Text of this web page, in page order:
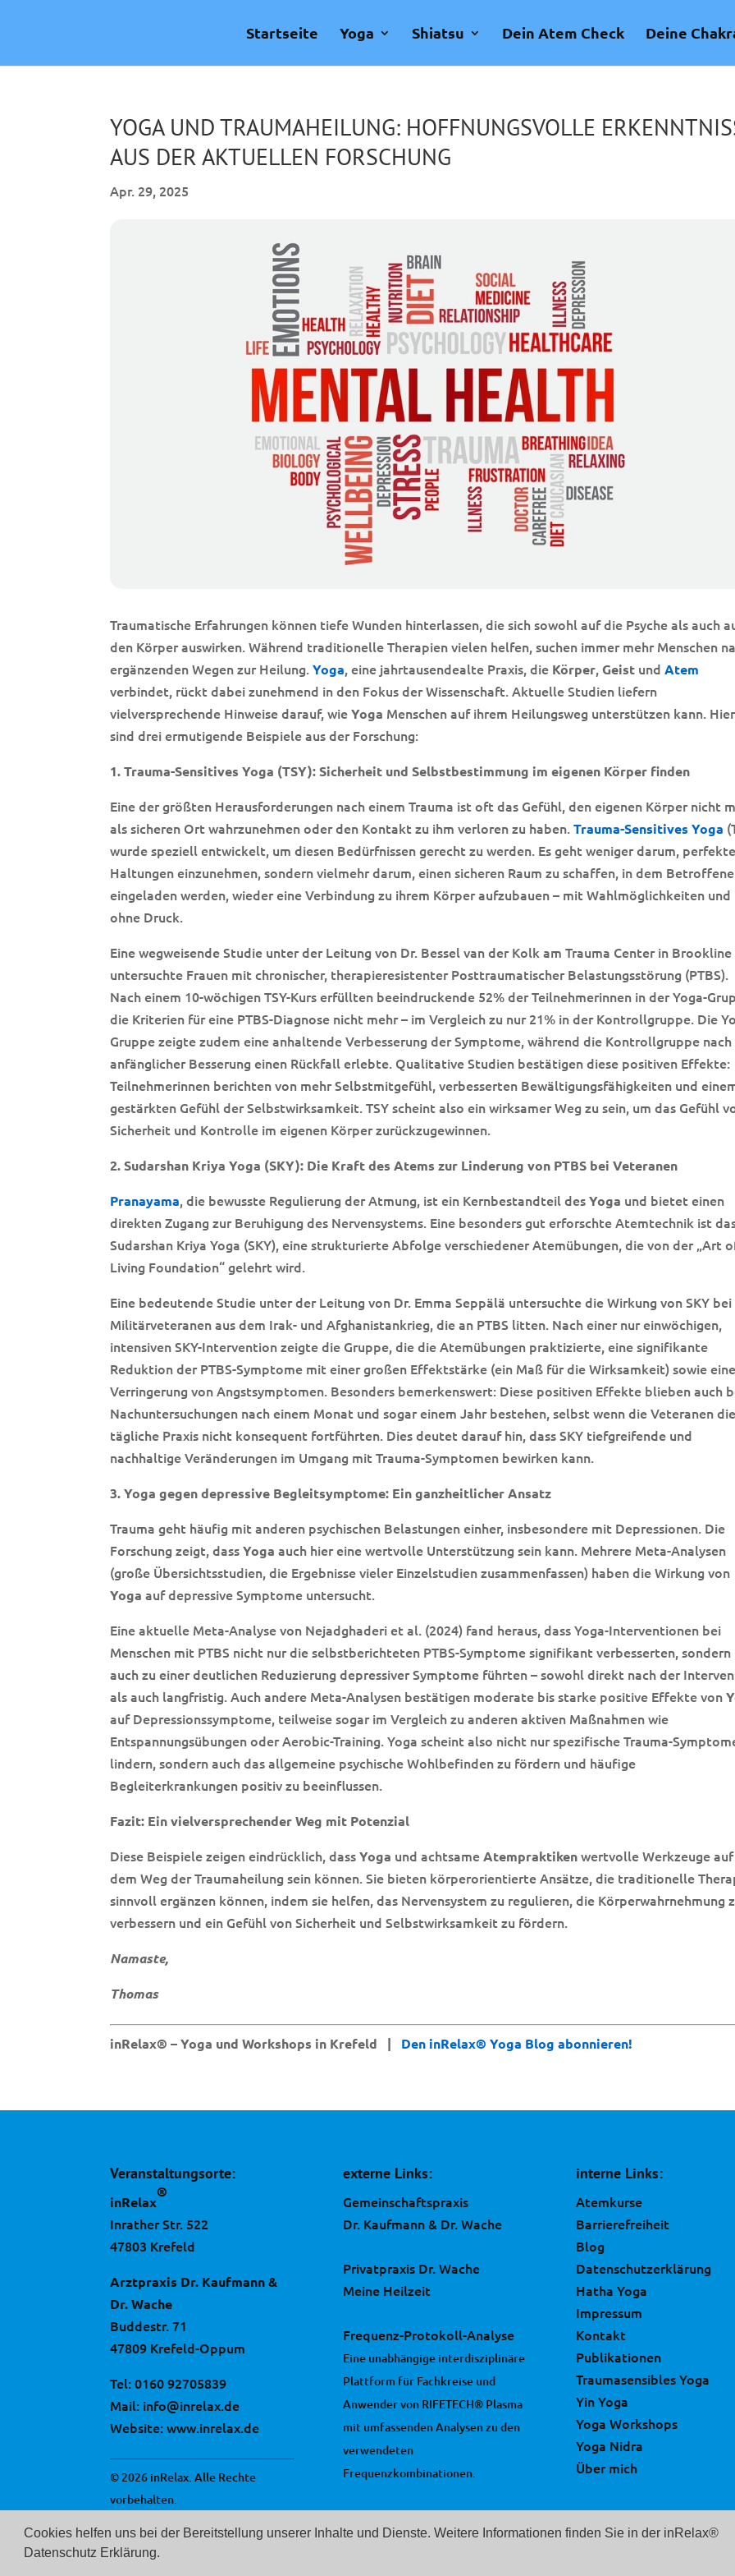
Cookies helfen uns bei der Bereitstellung unserer Inhalte und Dienste. Weitere Informationen finden Sie in der inRelax®
Datenschutz Erklärung.
Startseite Yoga Shiatsu Dein Atem Check Deine
YOGA UND TRAUMAHEILUNG: HOFFNUNGSVOLLE
AUS DER AKTUELLEN FORSCHUNG
Apr. 29, 2025
Traumatische Erfahrungen können tiefe Wunden hinterlassen, die sich sowohl auf die Psyche als auch
den Körper auswirken. Während traditionelle Therapien vielen helfen, suchen immer mehr Menschen
ergänzenden Wegen zur Heilung.Yoga, eine jahrtausendealte Praxis, die Körper,Geist undAtem
verbindet, rückt dabei zunehmend in den Fokus der Wissenschaft. Aktuelle Studien liefern
vielversprechende Hinweise darauf, wieYoga Menschen auf ihrem Heilungsweg unterstützen kann. Hier
sind drei ermutigende Beispiele aus der Forschung:
1. Trauma-Sensitives Yoga (TSY): Sicherheit und Selbstbestimmung im eigenen Körper finden
Eine der größten Herausforderungen nach einem Trauma ist oft das Gefühl, den eigenen Körper nicht
als sicheren Ort wahrzunehmen oder den Kontakt zu ihm verloren zu haben.Trauma-Sensitives Yoga
wurde speziell entwickelt, um diesen Bedürfnissen gerecht zu werden. Es geht weniger darum, perfekte
Haltungen einzunehmen, sondern vielmehr darum, einen sicheren Raum zu schaffen, in dem Betroffene
eingeladen werden, wieder eine Verbindung zu ihrem Körper aufzubauen – mit Wahlmöglichkeiten und
ohne Druck.
Eine wegweisende Studie unter der Leitung von Dr. Bessel van der Kolk am Trauma Center in Brookline
untersuchte Frauen mit chronischer, therapieresistenter Posttraumatischer Belastungsstörung (PTBS).
Nach einem 10-wöchigen TSY-Kurs erfüllten beeindruckende 52% der Teilnehmerinnen in der Yoga-
die Kriterien für eine PTBS-Diagnose nicht mehr – im Vergleich zu nur 21% in der Kontrollgruppe. Die
Gruppe zeigte zudem eine anhaltende Verbesserung der Symptome, während die Kontrollgruppe nach
anfänglicher Besserung einen Rückfall erlebte. Qualitative Studien bestätigen diese positiven Effekte:
Teilnehmerinnen berichten von mehr Selbstmitgefühl, verbesserten Bewältigungsfähigkeiten und
gestärkten Gefühl der Selbstwirksamkeit. TSY scheint also ein wirksamer Weg zu sein, um das Gefühl
Sicherheit und Kontrolle im eigenen Körper zurückzugewinnen.
2. Sudarshan Kriya Yoga (SKY): Die Kraft des Atems zur Linderung von PTBS bei Veteranen
Pranayama, die bewusste Regulierung der Atmung, ist ein Kernbestandteil desYoga und bietet einen
direkten Zugang zur Beruhigung des Nervensystems. Eine besonders gut erforschte Atemtechnik ist
Sudarshan Kriya Yoga (SKY), eine strukturierte Abfolge verschiedener Atemübungen, die von der „Art
Living Foundation“ gelehrt wird.
Eine bedeutende Studie unter der Leitung von Dr. Emma Seppälä untersuchte die Wirkung von SKY bei
Militärveteranen aus dem Irak- und Afghanistankrieg, die an PTBS litten. Nach einer nur einwöchigen,
intensiven SKY-Intervention zeigte die Gruppe, die die Atemübungen praktizierte, eine signifikante
Reduktion der PTBS-Symptome mit einer großen Effektstärke (ein Maß für die Wirksamkeit) sowie eine
Verringerung von Angstsymptomen. Besonders bemerkenswert: Diese positiven Effekte blieben auch
Nachuntersuchungen nach einem Monat und sogar einem Jahr bestehen, selbst wenn die Veteranen die
tägliche Praxis nicht konsequent fortführten. Dies deutet darauf hin, dass SKY tiefgreifende und
nachhaltige Veränderungen im Umgang mit Trauma-Symptomen bewirken kann.
3. Yoga gegen depressive Begleitsymptome: Ein ganzheitlicher Ansatz
Trauma geht häufig mit anderen psychischen Belastungen einher, insbesondere mit Depressionen. Die
Forschung zeigt, dassYoga auch hier eine wertvolle Unterstützung sein kann. Mehrere Meta-Analysen
(große Übersichtsstudien, die Ergebnisse vieler Einzelstudien zusammenfassen) haben die Wirkung von
Yoga auf depressive Symptome untersucht.
Eine aktuelle Meta-Analyse von Nejadghaderi et al. (2024) fand heraus, dass Yoga-Interventionen bei
Menschen mit PTBS nicht nur die selbstberichteten PTBS-Symptome signifikant verbesserten, sondern
auch zu einer deutlichen Reduzierung depressiver Symptome führten – sowohl direkt nach der
als auch langfristig. Auch andere Meta-Analysen bestätigen moderate bis starke positive Effekte von
auf Depressionssymptome, teilweise sogar im Vergleich zu anderen aktiven Maßnahmen wie
Entspannungsübungen oder Aerobic-Training. Yoga scheint also nicht nur spezifische Trauma-
lindern, sondern auch das allgemeine psychische Wohlbefinden zu fördern und häufige
Begleiterkrankungen positiv zu beeinflussen.
Fazit: Ein vielversprechender Weg mit Potenzial
Diese Beispiele zeigen eindrücklich, dassYoga und achtsameAtempraktikenwertvolle Werkzeuge auf
dem Weg der Traumaheilung sein können. Sie bieten körperorientierte Ansätze, die traditionelle
sinnvoll ergänzen können, indem sie helfen, das Nervensystem zu regulieren, die Körperwahrnehmung
verbessern und ein Gefühl von Sicherheit und Selbstwirksamkeit zu fördern.
Namaste,
Thomas
inRelax® – Yoga und Workshops in Krefeld | Den inRelax® Yoga Blog abonnieren!
Veranstaltungsorte:
inRelax
®
Inrather Str. 522
47803 Krefeld
Arztpraxis Dr. Kaufmann &
Dr. Wache
Buddestr. 71
47809 Krefeld-Oppum
Tel:0160 92705839
Mail: info@inrelax.de
Website:www.inrelax.de
© 2026 inRelax. Alle Rechte
vorbehalten.
externe Links:
Gemeinschaftspraxis
Dr. Kaufmann & Dr. Wache
Privatpraxis Dr. Wache
Meine Heilzeit
Frequenz-Protokoll-Analyse
Eine unabhängige interdisziplinäre
Plattform für Fachkreise und
Anwender von RIFETECH® Plasma
mit umfassenden Analysen zu den
verwendeten
Frequenzkombinationen.
interne Links:
Atemkurse
Barrierefreiheit
Blog
Datenschutzerklärung
Hatha Yoga
Impressum
Kontakt
Publikationen
Traumasensibles Yoga
Yin Yoga
Yoga Workshops
Yoga Nidra
Über mich